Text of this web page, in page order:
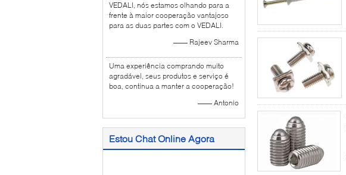
VEDALI, nós estamos olhando para a
frente à maior cooperação vantajoso
para as duas partes com o VEDALI.
—— Rajeev Sharma
Uma experiência comprando muito
agradável, seus produtos e serviço é
boa, continua a manter a cooperação!
—— Antonio
Estou Chat Online Agora